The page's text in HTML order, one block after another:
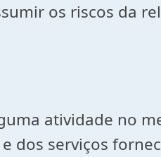
os riscos da
atividade no
dos serviços